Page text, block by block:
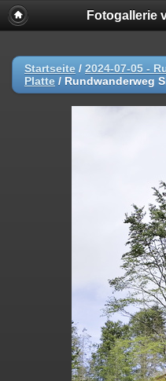
Fotogallerie
Startseite / 2024-07-05 -
Platte / Rundwanderweg